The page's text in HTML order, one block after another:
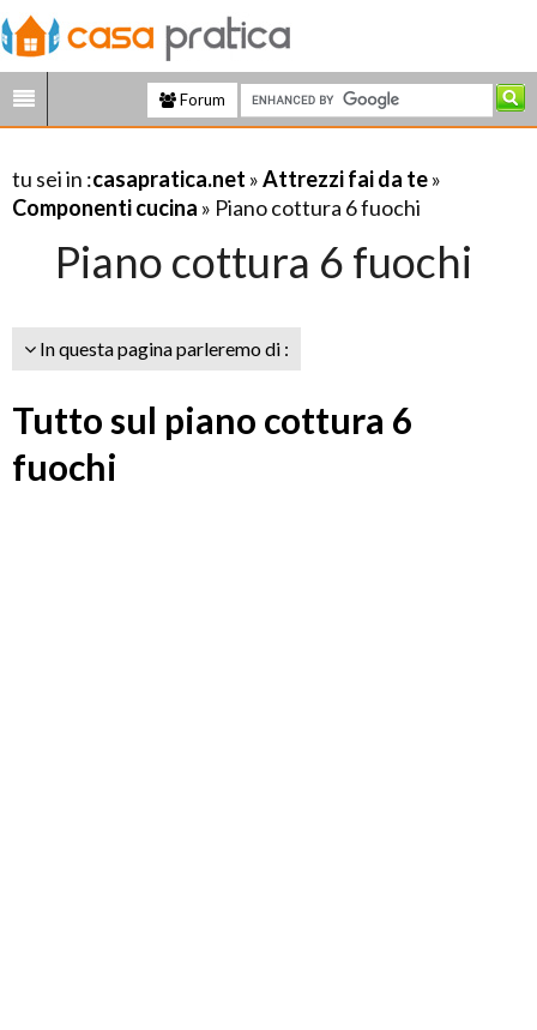
Forum
tu sei in :casapratica.net »Attrezzi fai da te»
Componenti cucina » Piano cottura 6 fuochi
Piano cottura 6 fuochi
In questa pagina parleremo di :
Tutto sul piano cottura 6
fuochi